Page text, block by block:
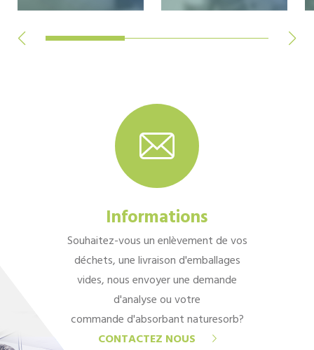
Informations
Souhaitez-vous un enlèvement de vos
déchets, une livraison d'emballages
vides, nous envoyer une demande
d'analyse ou votre
commande d'absorbant naturesorb?
CONTACTEZ NOUS